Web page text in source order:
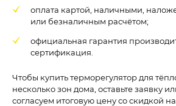
оплата картой, наличными,
или безналичным расчётом;
официальная гарантия
сертификация.
Чтобы купить терморегулятор для
несколько зон дома, оставьте заявку
согласуем итоговую цену со скидкой